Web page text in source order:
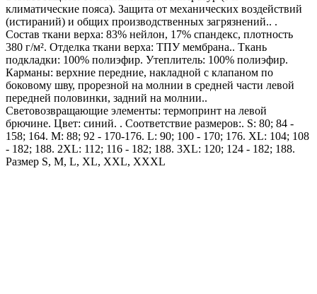
климатические пояса). Защита от механических воздействий
(истираний) и общих производственных загрязнений.. .
Состав ткани верха: 83% нейлон, 17% спандекс, плотность
380 г/м². Отделка ткани верха: ТПУ мембрана.. Ткань
подкладки: 100% полиэфир. Утеплитель: 100% полиэфир.
Карманы: верхние передние, накладной с клапаном по
боковому шву, прорезной на молнии в средней части левой
передней половинки, задний на молнии..
Световозвращающие элементы: термопринт на левой
брючине. Цвет: синий. . Соответствие размеров:. S: 80; 84 -
158; 164. M: 88; 92 - 170-176. L: 90; 100 - 170; 176. XL: 104; 108
- 182; 188. 2XL: 112; 116 - 182; 188. 3XL: 120; 124 - 182; 188.
Размер S, M, L, XL, XXL, XXXL